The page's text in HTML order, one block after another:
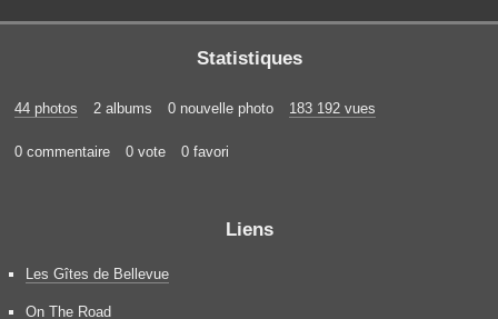
Statistiques
44 photos 2 albums 0 nouvelle photo 183 192 vues
0 commentaire 0 vote 0 favori
Liens
Les Gîtes de Bellevue
On The Road